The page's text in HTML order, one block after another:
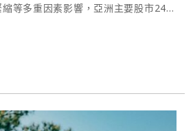
等多重因素影響，亞洲主要股市24日
與半導體類股成為主要賣壓來源，